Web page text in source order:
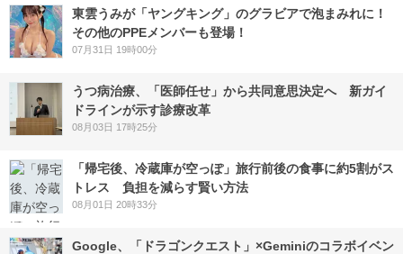
東雲うみが「ヤングキング」のグラビアで泡まみれに！
その他のPPEメンバーも登場！
07月31日 19時00分
うつ病治療、「医師任せ」から共同意思決定へ 新ガイ
ドラインが示す診療改革
08月03日 17時25分
「帰宅後、冷蔵庫が空っぽ」旅行前後の食事に約5割がス
トレス 負担を減らす賢い方法
08月01日 20時33分
Google、「ドラゴンクエスト」×Geminiのコラボイベン